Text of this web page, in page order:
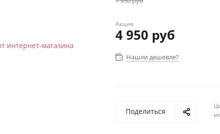
Акция
4 950 руб
Нашли дешевле?
Поделиться